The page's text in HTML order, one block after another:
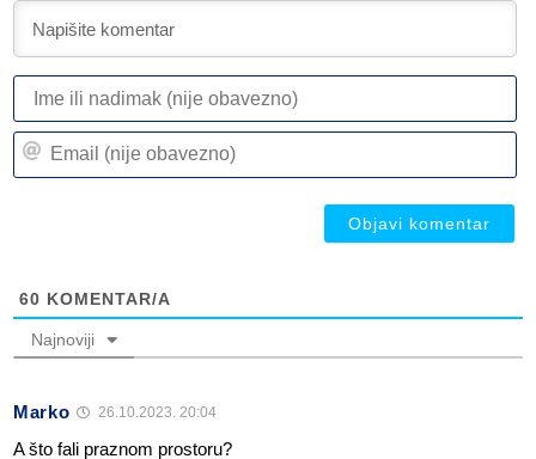
60 KOMENTAR/A
Najnoviji
Marko 26.10.2023. 20:04
A što fali praznom prostoru?